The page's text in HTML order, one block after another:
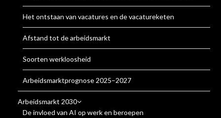
Het ontstaan van vacatures en de vacatureketen
Afstand tot de arbeidsmarkt
Soorten werkloosheid
Arbeidsmarktprognose 2025–2027
Arbeidsmarkt 2030
De invloed van AI op werk en beroepen